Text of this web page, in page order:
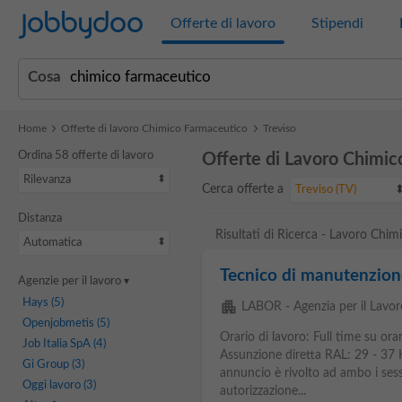
Jobbydoo Offerte di lavoro Stipendi
Cosa
Home Offerte di lavoro Chimico Farmaceutico Treviso
Ordina 58 offerte di lavoro
Rilevanza
Distanza
Automatica
Agenzie per il lavoro
Hays (5)
Openjobmetis (5)
Job Italia SpA(4)
Gi Group(3)
Oggi lavoro(3)
Offerte di Lavoro
Cerca offerte a Treviso (TV)
Risultati di Ricerca - Lavoro
Tecnico di
apartment LABOR - Agenzia per il
Orario di lavoro: Full time su
Assunzione diretta RAL: 29 - 37
annuncio è rivolto ad ambo i
autorizzazione...